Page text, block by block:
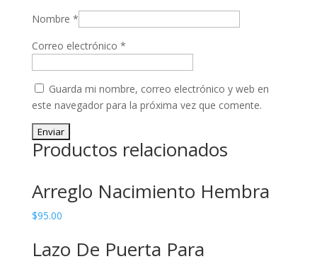
Nombre *
Correo electrónico *
Guarda mi nombre, correo electrónico y web en
este navegador para la próxima vez que comente.
Productos relacionados
Arreglo Nacimiento Hembra
$95.00
Lazo De Puerta Para